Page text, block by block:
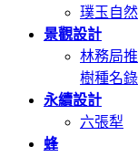
璞玉自
景觀設計
林務局
樹種名錄
永續設計
六張犁
蜂